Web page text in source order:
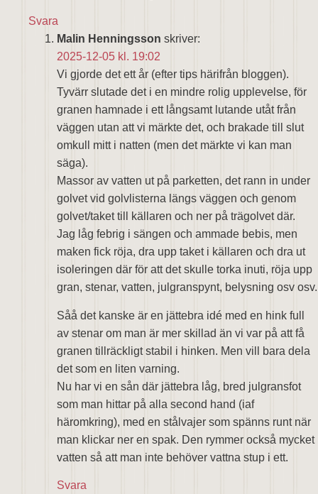
Svara
Malin Henningsson skriver:
2025-12-05 kl. 19:02
Vi gjorde det ett år (efter tips härifrån bloggen).
Tyvärr slutade det i en mindre rolig upplevelse, för
granen hamnade i ett långsamt lutande utåt från
väggen utan att vi märkte det, och brakade till slut
omkull mitt i natten (men det märkte vi kan man
säga).
Massor av vatten ut på parketten, det rann in under
golvet vid golvlisterna längs väggen och genom
golvet/taket till källaren och ner på trägolvet där.
Jag låg febrig i sängen och ammade bebis, men
maken fick röja, dra upp taket i källaren och dra ut
isoleringen där för att det skulle torka inuti, röja upp
gran, stenar, vatten, julgranspynt, belysning osv osv.
Såå det kanske är en jättebra idé med en hink full
av stenar om man är mer skillad än vi var på att få
granen tillräckligt stabil i hinken. Men vill bara dela
det som en liten varning.
Nu har vi en sån där jättebra låg, bred julgransfot
som man hittar på alla second hand (iaf
häromkring), med en stålvajer som spänns runt när
man klickar ner en spak. Den rymmer också mycket
vatten så att man inte behöver vattna stup i ett.
Svara